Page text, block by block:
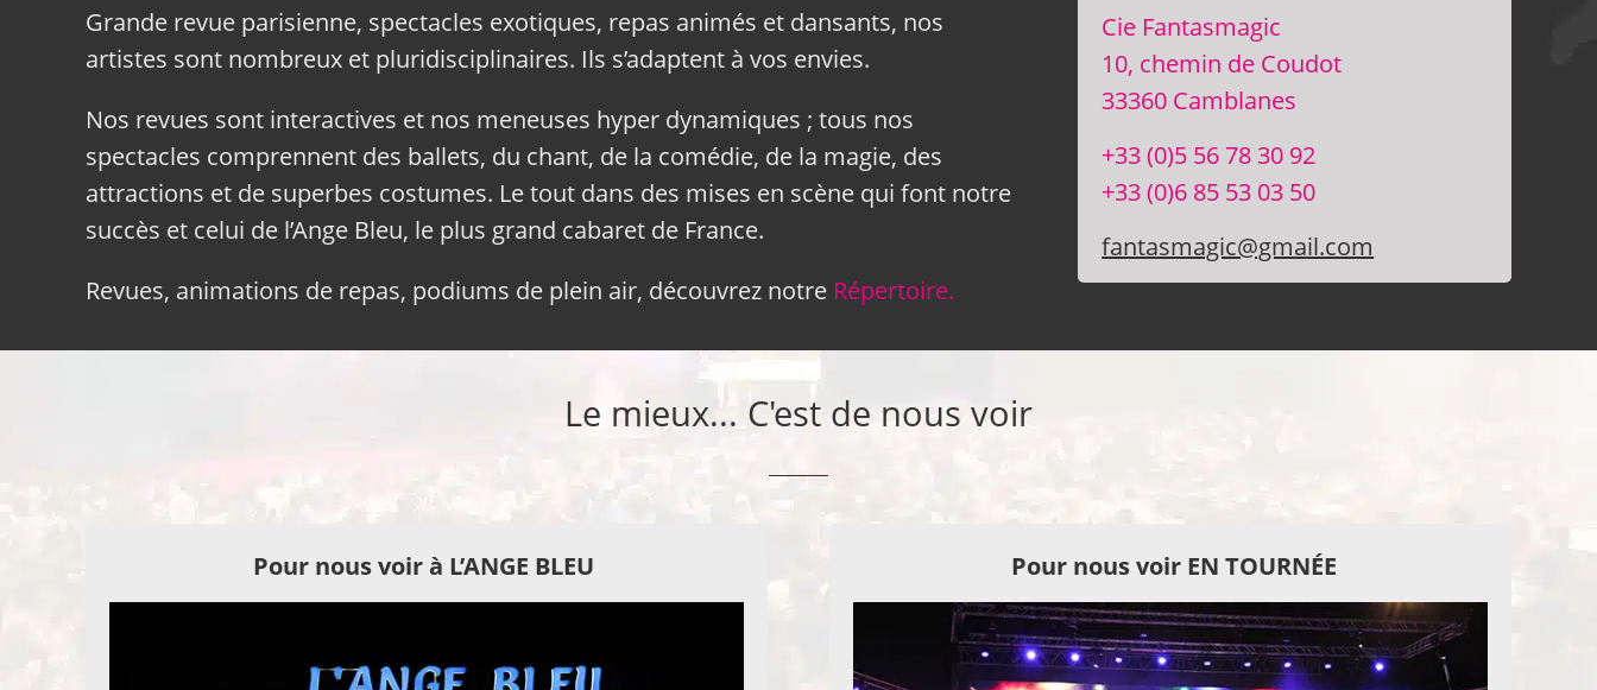
Grande revue parisienne, spectacles exotiques, repas animés et dansants, nos
artistes sont nombreux et pluridisciplinaires. Ils s’adaptent à vos envies.
Nos revues sont interactives et nos meneuses hyper dynamiques ; tous nos
spectacles comprennent des ballets, du chant, de la comédie, de la magie, des
attractions et de superbes costumes. Le tout dans des mises en scène qui font notre
succès et celui de l’Ange Bleu, le plus grand cabaret de France.
Revues, animations de repas, podiums de plein air, découvrez notre Répertoire.
Cie Fantasmagic
10, chemin de Coudot
33360 Camblanes
+33 (0)5 56 78 30 92
+33 (0)6 85 53 03 50
fantasmagic@gmail.com
Le mieux... C'est de nous voir
Pour nous voir à L’ANGE BLEU Pour nous voir EN TOURNÉE